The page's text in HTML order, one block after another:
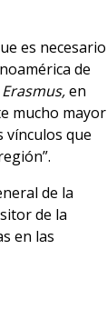
es necesario
de
Erasmus,en
mucho mayor
vínculos que
de la
de la
en las